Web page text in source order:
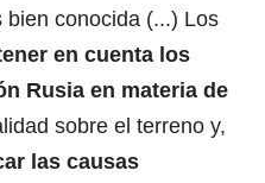
bien conocida (...) Los
en cuenta los
Rusia en materia de
sobre el terreno y,
las causas